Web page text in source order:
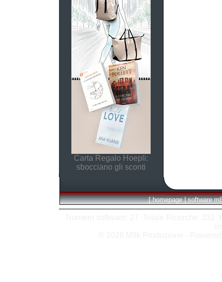
Carta Regalo Hoepli:
sbocciano gli sconti
[ homepage | software